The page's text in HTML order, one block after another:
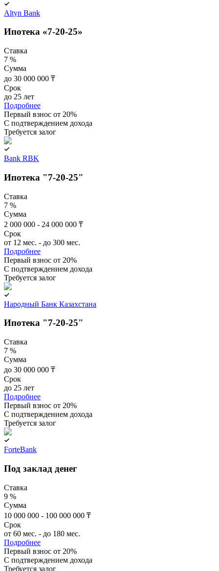
Altyn Bank
Ипотека «7-20-25»
Ставка
7 %
Сумма
до 30 000 000 ₸
Срок
до 25 лет
Подробнее
Первый взнос от 20%
C подтверждением дохода
Требуется залог
Bank RBK
Ипотека "7-20-25"
Ставка
7 %
Сумма
2 000 000 - 24 000 000 ₸
Срок
от 12 мес. - до 300 мес.
Подробнее
Первый взнос от 20%
C подтверждением дохода
Требуется залог
Народный Банк Казахстана
Ипотека "7-20-25"
Ставка
7 %
Сумма
до 30 000 000 ₸
Срок
до 25 лет
Подробнее
Первый взнос от 20%
C подтверждением дохода
Требуется залог
ForteBank
Под заклад денег
Ставка
9 %
Сумма
10 000 000 - 100 000 000 ₸
Срок
от 60 мес. - до 180 мес.
Подробнее
Первый взнос от 20%
C подтверждением дохода
Требуется залог